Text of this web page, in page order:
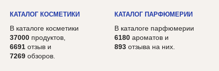
КАТАЛОГ КОСМЕТИКИ
В каталоге косметики
37000 продуктов,
6691 отзыв и
7269 обзоров.
КАТАЛОГ ПАРФЮМЕРИИ
В каталоге парфюмерии
6180 ароматов и
893 отзыва на них.